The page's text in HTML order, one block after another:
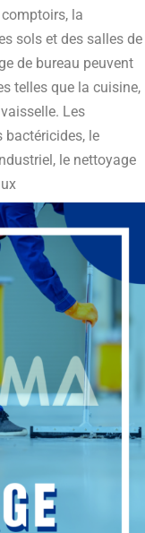
la
sols et des salles de
de bureau peuvent
telles que la cuisine,
Les
le
le nettoyage